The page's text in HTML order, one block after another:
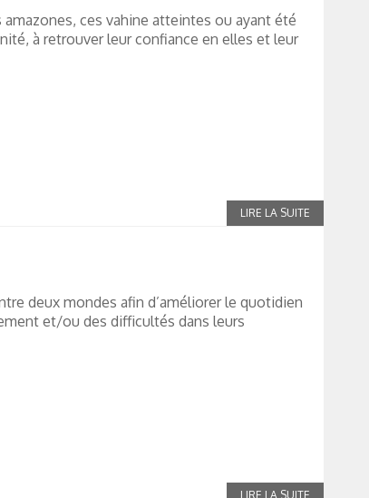
ces vahine atteintes ou ayant été
à retrouver leur confiance en elles et leur
deux mondes afin d’améliorer le quotidien
et/ou des difficultés dans leurs